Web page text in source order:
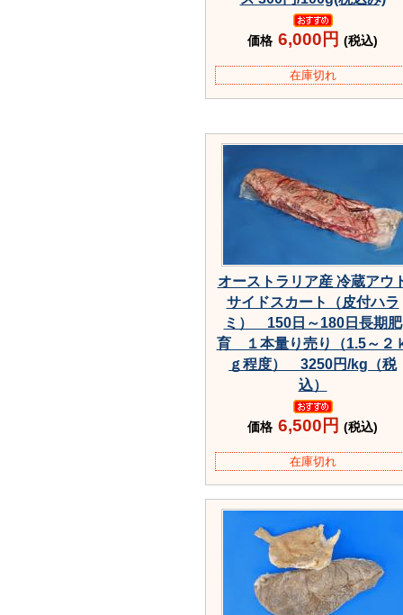
価格 6,000円 (税込)
在庫切れ
オーストラリア産 冷蔵アウ
サイドスカート（皮付ハラ
ミ） 150日～180日長期肥
育 １本量り売り（1.5～２
ｇ程度） 3250円/kg（税
込）
価格 6,500円 (税込)
在庫切れ